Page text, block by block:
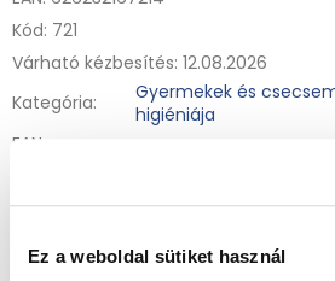
Ez a weboldal sütiket használ
Kód: 721
Várható kézbesítés: 12.08.2026
Kategória:
Gyermekek és
higiéniája
EAN
a zöld tea és papaya levél